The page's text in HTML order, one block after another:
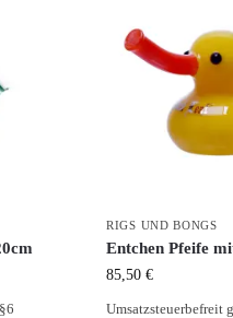
RIGS UND BONGS
Entchen Pfeife
85,50€
Umsatzsteuerbefreit